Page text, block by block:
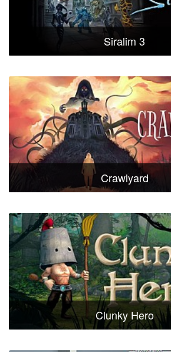
Siralim 3
Crawlyard
Clunky Hero